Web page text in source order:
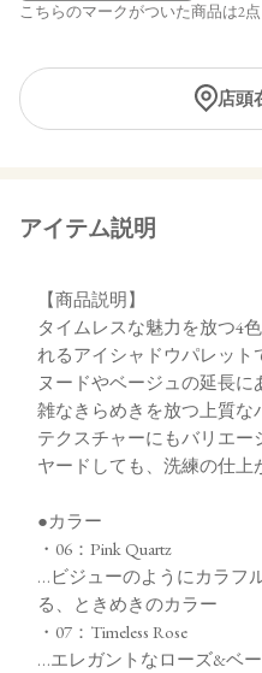
こちらのマークがついた商品は2
店頭
アイテム説明
【商品説明】
タイムレスな魅力を放つ4
れるアイシャドウパレット
ヌードやベージュの延長
雑なきらめきを放つ上質な
テクスチャーにもバリエー
ヤードしても、洗練の仕上
●カラー
・06：Pink Quartz
…ビジューのようにカラフ
る、ときめきのカラー
・07：Timeless Rose
…エレガントなローズ&ベ